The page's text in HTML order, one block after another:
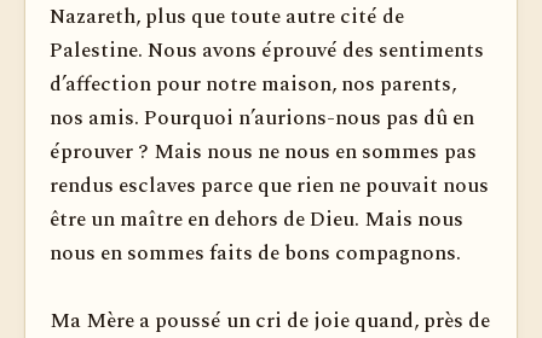
Nazareth, plus que toute autre cité de
Palestine. Nous avons éprouvé des sentiments
d’affection pour notre maison, nos parents,
nos amis. Pourquoi n’aurions-nous pas dû en
éprouver ? Mais nous ne nous en sommes pas
rendus esclaves parce que rien ne pouvait nous
être un maître en dehors de Dieu. Mais nous
nous en sommes faits de bons compagnons.
Ma Mère a poussé un cri de joie quand, près de